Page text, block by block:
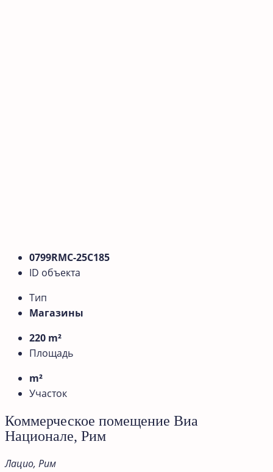
0799RMС-25C185
ID объекта
Тип
Магазины
220 m²
Площадь
m²
Участок
Коммерческое помещение Виа
Национале, Рим
Лацио, Рим